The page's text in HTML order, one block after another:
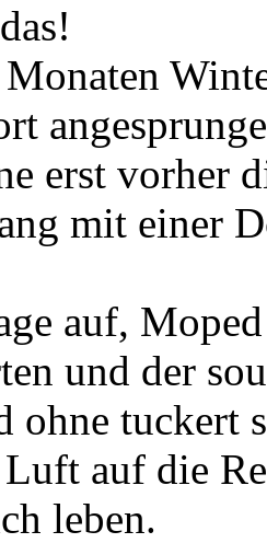
erst vorher
mit einer
auf,
und der
ohne tuckert
auf die
leben.